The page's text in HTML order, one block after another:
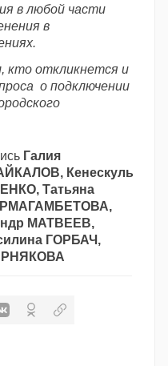
в любой части
в
кто откликнется и
о подключении
Галия
Кенескуль
Татьяна
МАТВЕЕВ,
ГОРБАЧ,